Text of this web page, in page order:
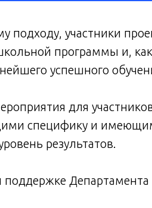
подходу, участники
программы и,
успешного
для
специфику и
результатов.
поддержке